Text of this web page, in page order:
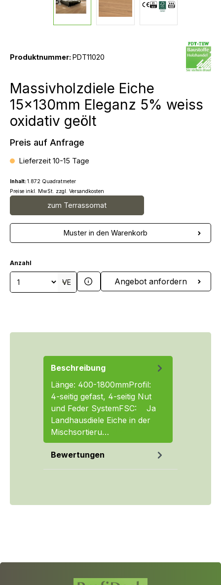
Produktnummer: PDT11020
Massivholzdiele Eiche
15x130mm Eleganz 5% weiss
oxidativ geölt
Preis auf Anfrage
Lieferzeit 10-15 Tage
Inhalt:1.872 Quadratmeter
Preise inkl. MwSt. zzgl. Versandkosten
zum Terrassomat
Muster in den Warenkorb
Anzahl
Produkt Anzahl: Gib den
VE Angebot anfordern
Beschreibung
Länge: 400-1800mmProfil:
4-seitig gefast, 4-seitig Nut
und Feder SystemFSC: Ja
Landhausdiele Eiche in der
Mischsortieru…
Bewertungen